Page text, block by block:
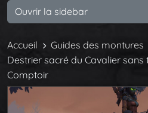
Accueil Guides des montures
Destrier sacré du Cavalier sans
Comptoir
Ouvrir la sidebar